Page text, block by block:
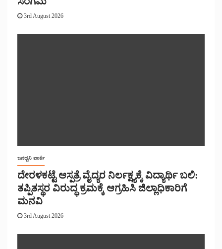
3rd August 2026
ಜನಧ್ವನಿ ವಾರ್ತೆ
ದೇರಳಕಟ್ಟೆ ಆಸ್ಪತ್ರೆ ವೈದ್ಯರ ನಿರ್ಲಕ್ಷ್ಯಕ್ಕೆ ವಿದ್ಯಾರ್ಥಿ ಬಲಿ:
ತಪ್ಪಿತಸ್ಥರ ವಿರುದ್ಧ ಕ್ರಮಕ್ಕೆ ಆಗ್ರಹಿಸಿ ಜಿಲ್ಲಾಧಿಕಾರಿಗೆ
ಮನವಿ
3rd August 2026